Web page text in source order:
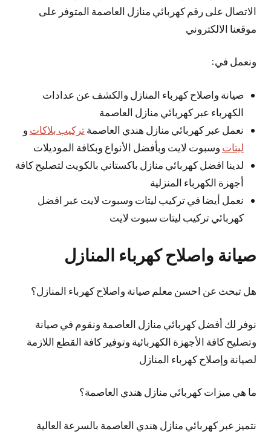
الاتصال على رقم كهربائي منازل العاصمة المتوفر على
موقعنا الالكتروني
ونعمل في:
صيانة واصلاح كهرباء المنازل والكشف عن عدادات
الكهرباء عبر كهربائي منازل العاصمة
نعمل عبر كهربائي منازل هندي العاصمةتركيب بلاكات و
ليتات وسبوت لايت وبأفضل الأنواع وبكافة الموديلات
لدينا افضل كهربائي منازل باكستاني بالكويت لتصليح كافة
أجهزة الكهرباء المنزلية
نعمل أيضا في تركيب ليتات وسبوت لايت عبر افضل
كهربائي تركيب ليتات سبوت لايت
صيانة واصلاح كهرباء المنازل
هل تبحث عن احسن معلم صيانة واصلاح كهرباء المنازل؟
نوفر لك أفضل كهربائي منازل العاصمة ونقوم في صيانة
وتصليح كافة الأجهزة الكهربائية وتوفير كافة القطع اللازمة
لصيانة وإصلاح كهرباء المنازل
ما هي ميزات كهربائي منازل هندي العاصمة؟
نتميز عبر كهربائي منازل هندي العاصمة بالسرعة العالية